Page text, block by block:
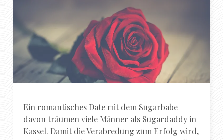
Ein romantisches Date mit dem Sugarbabe –
davon träumen viele Männer als Sugardaddy in
Kassel. Damit die Verabredung zum Erfolg wird,